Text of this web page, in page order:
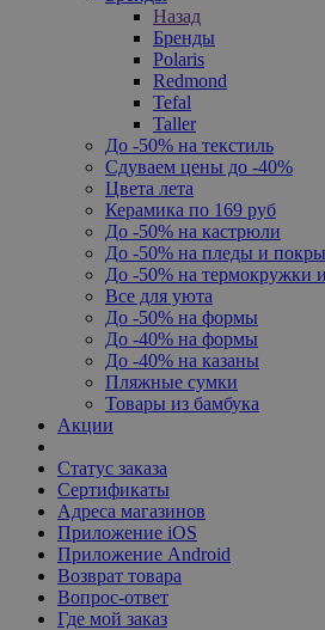
Назад
Бренды
Polaris
Redmond
Tefal
Taller
До -50% на текстиль
Сдуваем цены до -40%
Цвета лета
Керамика по 169 руб
До -50% на кастрюли
До -50% на пледы и
До -50% на термокружки
Все для уюта
До -50% на формы
До -40% на формы
До -40% на казаны
Пляжные сумки
Товары из бамбука
Акции
Статус заказа
Сертификаты
Адреса магазинов
Приложение iOS
Приложение Android
Возврат товара
Вопрос-ответ
Где мой заказ